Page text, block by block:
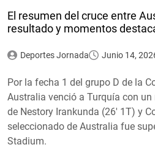
El resumen del cruce entre
resultado y momentos
Deportes Jornada Junio 14,
Por la fecha 1 del grupo D de la
Australia venció a Turquía con
de Nestory Irankunda (26′ 1T) y
seleccionado de Australia fue
Stadium.